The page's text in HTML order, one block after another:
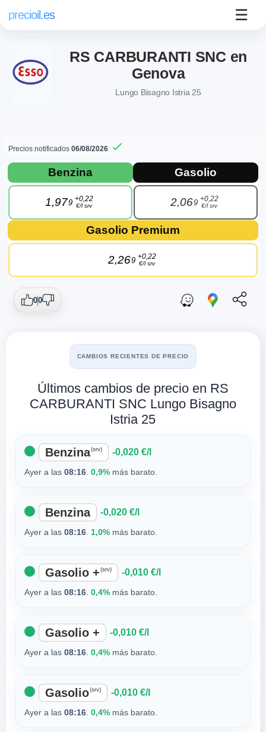
precioil.es ☰
RS CARBURANTI SNC en
Genova
Lungo Bisagno Istria 25
Precios notificados06/08/2026
Precios actuales de combustibles en
Consulta los precios actuales de la gasolinera Esso RS
Benzina
1,979 +0,22
€/l srv
Gasolio
2,069 +0,22
€/l srv
Gasolio Premium
2,269 +0,22
€/l srv
00
CAMBIOS RECIENTES DE PRECIO
Últimos cambios de precio en RS
CARBURANTI SNC Lungo Bisagno
Istria 25
Benzina(srv) -0,020 €/l
Ayer a las 08:16. 0,9%más barato.
Benzina -0,020 €/l
Ayer a las 08:16. 1,0%más barato.
Gasolio +(srv) -0,010 €/l
Ayer a las 08:16. 0,4%más barato.
Gasolio + -0,010 €/l
Ayer a las 08:16. 0,4%más barato.
Gasolio(srv) -0,010 €/l
Ayer a las 08:16. 0,4%más barato.